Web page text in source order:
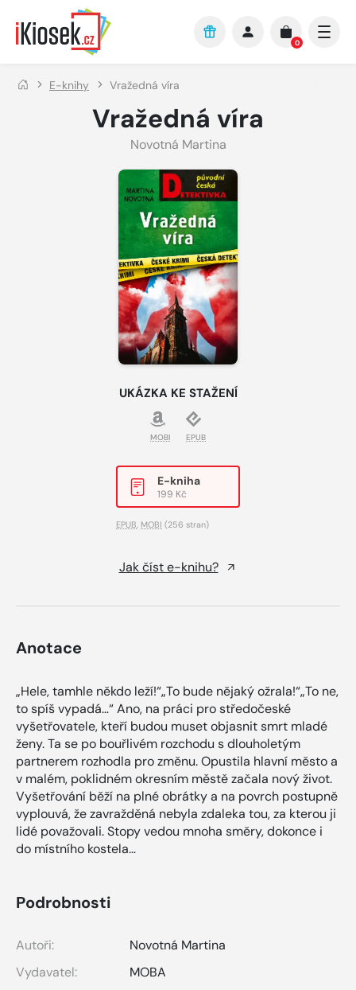
Přejít na hlavní obsah
0
E-knihy Vražedná víra
Vražedná víra
Novotná Martina
UKÁZKA KE STAŽENÍ
MOBI EPUB
E-kniha
199 Kč
EPUB, MOBI (256 stran)
Jak číst e-knihu?
Anotace
„Hele, tamhle někdo leží!“„To bude nějaký ožrala!“„To ne,
to spíš vypadá…“ Ano, na práci pro středočeské
vyšetřovatele, kteří budou muset objasnit smrt mladé
ženy. Ta se po bouřlivém rozchodu s dlouholetým
partnerem rozhodla pro změnu. Opustila hlavní město a
v malém, poklidném okresním městě začala nový život.
Vyšetřování běží na plné obrátky a na povrch postupně
vyplouvá, že zavražděná nebyla zdaleka tou, za kterou ji
lidé považovali. Stopy vedou mnoha směry, dokonce i
do místního kostela…
Podrobnosti
Autoři:
Novotná Martina
Vydavatel:
MOBA